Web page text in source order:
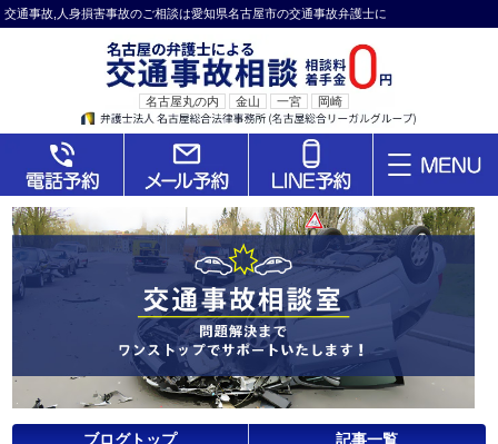
交通事故,人身損害事故のご相談は愛知県名古屋市の交通事故弁護士に
名古屋丸の内 金山 一宮 岡崎
ブログトップ 記事一覧